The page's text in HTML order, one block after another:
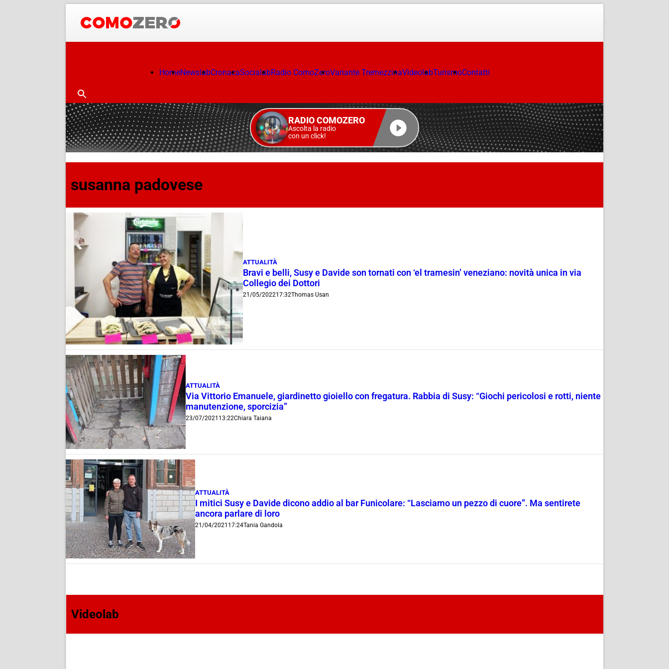
HomeNewslabCronacaSocialabRadio ComoZeroVariante TremezzinaVideolabTurismoContatti
RADIO COMOZERO
Ascolta la radio
con un click!
susanna padovese
ATTUALITÀ
Bravi e belli, Susy e Davide son tornati con ‘el tramesin’ veneziano: novità unica in via
Collegio dei Dottori
21/05/202217:32Thomas Usan
ATTUALITÀ
Via Vittorio Emanuele, giardinetto gioiello con fregatura. Rabbia di Susy: “Giochi pericolosi e rotti, niente
manutenzione, sporcizia”
23/07/2021 13:22Chiara Taiana
ATTUALITÀ
I mitici Susy e Davide dicono addio al bar Funicolare: “Lasciamo un pezzo di cuore”. Ma sentirete
ancora parlare di loro
21/04/2021 17:24Tania Gandola
Videolab